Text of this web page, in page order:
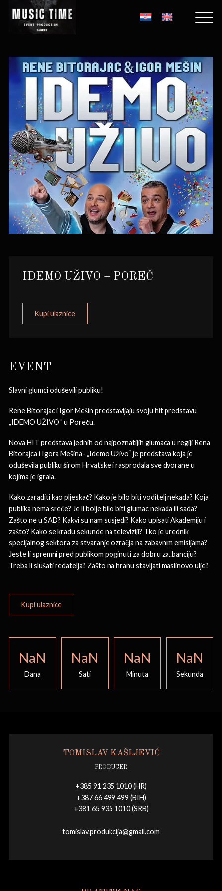
IDEMO UŽIVO – POREČ
Kupi ulaznice
EVENT
Slavni glumci oduševili publiku!
Rene Bitorajac i Igor Mešin predstavljaju svoju hit predstavu
„IDEMO UŽIVO“ u Poreču.
Nova HIT predstava jednih od najpoznatijih glumaca u regiji Rena
Bitorajca i Igora Mešina- „Idemo Uživo“ je predstava koja je
oduševila publiku širom Hrvatske i rasprodala sve dvorane u
kojima je igrala.
Kako zaraditi kao pljeskač? Kako je bilo biti voditelj nekada? Koja
publika nema sreće? Je li bolje bilo biti glumac nekada ili sada?
Zašto ne u SAD? Kakvi su nam susjedi? Kako upisati Akademiju i
zašto? Kako se kradu sekunde na televiziji? Tko je urednik
specijalnog sektora za stvaranje ozračja na zabavnim emisijama?
Jeste li spremni pred publikom poginuti za dobru za..banciju?
Treba li slušati redatelja? Zašto na hranu stavljati maslinovo ulje?
Kupi ulaznice
NaN
Dana
NaN
Sati
NaN
Minuta
NaN
Sekunda
TOMISLAV KAŠLJEVIĆ
PRODUCER
+385 91 235 1010 (HR)
+387 66 499 499 (BIH)
+381 65 935 1010 (SRB)
tomislav.produkcija@gmail.com